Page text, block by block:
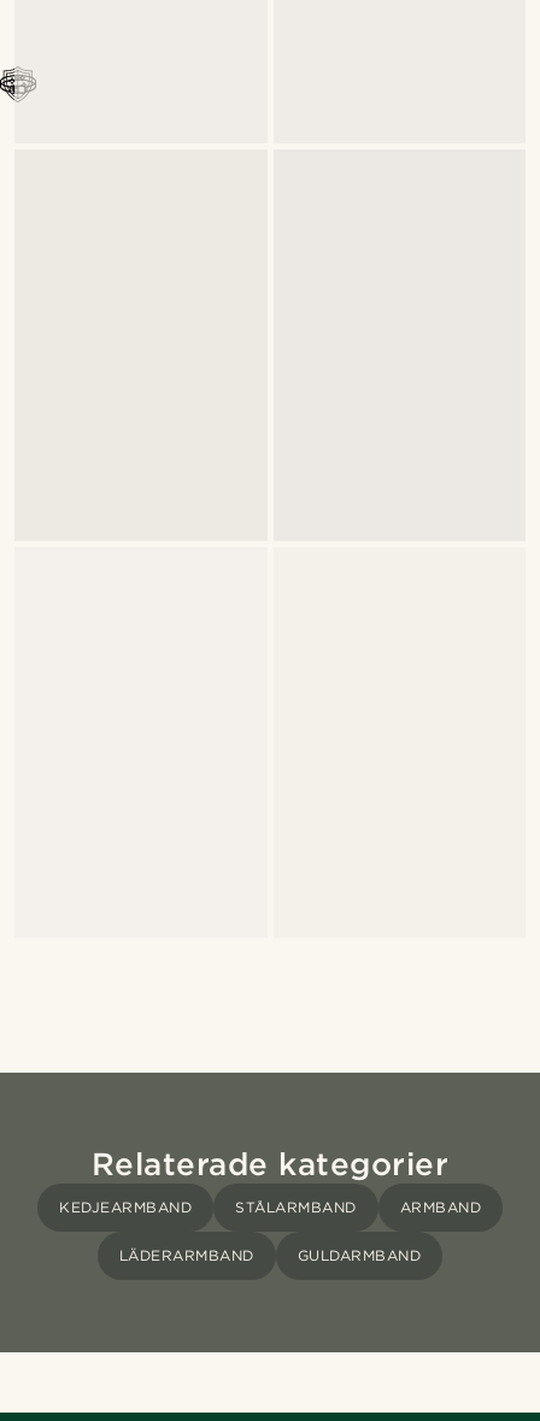
Relaterade kategorier
KEDJEARMBAND STÅLARMBAND ARMBAND
LÄDERARMBAND GULDARMBAND